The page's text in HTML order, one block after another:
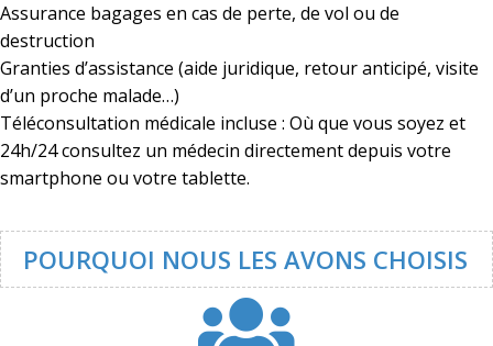
Assurance bagages en cas de perte, de vol ou de
destruction
Granties d’assistance (aide juridique, retour anticipé, visite
d’un proche malade…)
Téléconsultation médicale incluse : Où que vous soyez et
24h/24 consultez un médecin directement depuis votre
smartphone ou votre tablette.
POURQUOI NOUS LES AVONS CHOISIS